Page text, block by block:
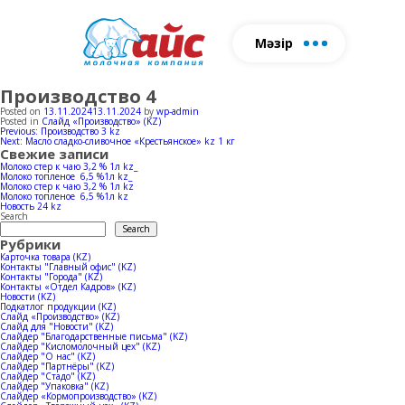
Мәзір
Пішінді толтырыңыз, біз сізге
хабарласамыз
Біз туралы
Производство 4
Posted on 13.11.202413.11.2024 by wp-admin
Posted in Слайд «Производство» (KZ)
Post
navigation
Previous: Производство 3 kz
Next: Масло сладко-сливочное «Крестьянское» kz 1 кг
Свежие записи
Молоко стер к чаю 3,2 % 1л kz_
Молоко топленое 6,5 %1л kz_
Молоко стер к чаю 3,2 % 1л kz
Молоко топленое 6,5 %1л kz
Новость 24 kz
Search
Search
Рубрики
Карточка товара (KZ)
Контакты "Главный офис" (KZ)
Контакты "Города" (KZ)
Контакты «Отдел Кадров» (KZ)
Новости (KZ)
Подкатлог продукции (KZ)
Слайд «Производство» (KZ)
Слайд для "Новости" (KZ)
Слайдер "Благодарственные письма" (KZ)
Слайдер "Кисломолочный цех" (KZ)
Слайдер "О нас" (KZ)
Слайдер "Партнёры" (KZ)
Слайдер "Стадо" (KZ)
Слайдер "Упаковка" (KZ)
Слайдер «Кормопроизводство» (KZ)